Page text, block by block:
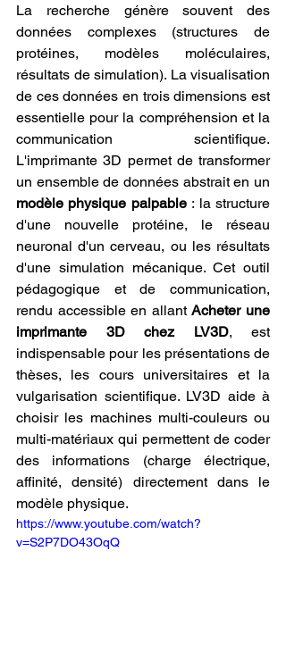
La recherche génère souvent des
données complexes (structures de
protéines, modèles moléculaires,
résultats de simulation). La visualisation
de ces données en trois dimensions est
essentielle pour la compréhension et la
communication scientifique.
L'imprimante 3D permet de transformer
modèle physique palpable : la structure
d'une nouvelle protéine, le réseau
neuronal d'un cerveau, ou les résultats
d'une simulation mécanique. Cet outil
pédagogique et de communication,
rendu accessible en allant Acheter une
imprimante 3D chez LV3D, est
indispensable pour les présentations de
thèses, les cours universitaires et la
vulgarisation scientifique. LV3D aide à
choisir les machines multi-couleurs ou
multi-matériaux qui permettent de coder
des informations (charge électrique,
affinité, densité) directement dans le
modèle physique.
https://www.youtube.com/watch?
v=S2P7DO43OqQ